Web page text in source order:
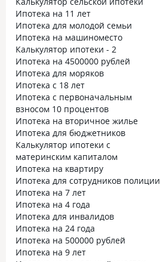
Ипотека на 11 лет
Ипотека для молодой семьи
Ипотека на машиноместо
Калькулятор ипотеки - 2
Ипотека на 4500000 рублей
Ипотека для моряков
Ипотека с 18 лет
Ипотека с первоначальным
взносом 10 процентов
Ипотека на вторичное жилье
Ипотека для бюджетников
Калькулятор ипотеки с
материнским капиталом
Ипотека на квартиру
Ипотека для сотрудников полиции
Ипотека на 7 лет
Ипотека на 4 года
Ипотека для инвалидов
Ипотека на 24 года
Ипотека на 500000 рублей
Ипотека на 9 лет